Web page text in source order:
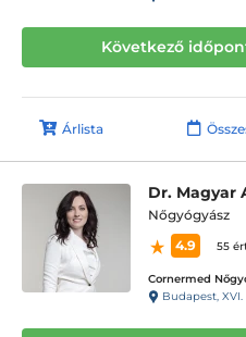
Következő
Árlista
Dr. Magyar
Nőgyógyász
4.9
55
Budapest, XVI.